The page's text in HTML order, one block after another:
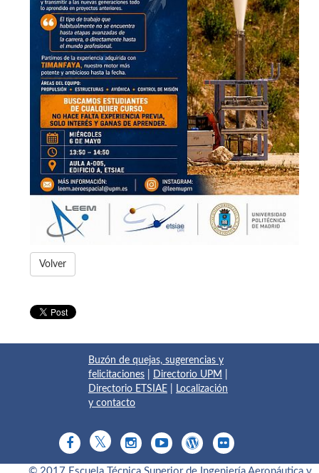
Volver
Buzón de quejas, sugerencias y
felicitaciones
Directorio UPM
Directorio ETSIAE
Localización
y contacto